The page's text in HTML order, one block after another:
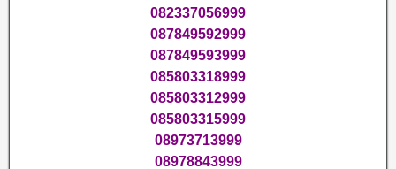
082337056999
087849592999
087849593999
085803318999
085803312999
085803315999
08973713999
08978843999